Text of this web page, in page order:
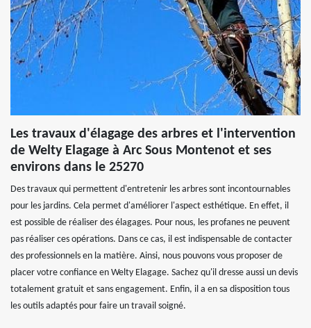
Les travaux d'élagage des arbres et l'intervention
de Welty Elagage à Arc Sous Montenot et ses
environs dans le 25270
Des travaux qui permettent d'entretenir les arbres sont incontournables
pour les jardins. Cela permet d'améliorer l'aspect esthétique. En effet, il
est possible de réaliser des élagages. Pour nous, les profanes ne peuvent
pas réaliser ces opérations. Dans ce cas, il est indispensable de contacter
des professionnels en la matière. Ainsi, nous pouvons vous proposer de
placer votre confiance en Welty Elagage. Sachez qu'il dresse aussi un devis
totalement gratuit et sans engagement. Enfin, il a en sa disposition tous
les outils adaptés pour faire un travail soigné.